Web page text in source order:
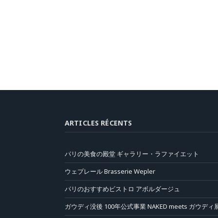
ARTICLES RÉCENTS
パリの美食の殿堂 ギャラリー・ラファイエット
ウェプレール Brasserie Wepler
パリのおすすめビストロ アボルダージュ
ガウディ没後 100年公式事業 NAKED meets ガウディ